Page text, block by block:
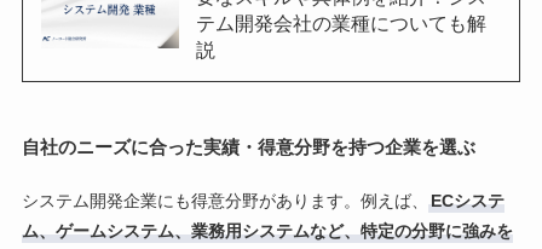
テム開発会社の業種についても解
説
自社のニーズに合った実績・得意分野を持つ企業を選ぶ
システム開発企業にも得意分野があります。例えば、
ECシステ
ム、ゲームシステム、業務用システムなど、特定の分野に強みを